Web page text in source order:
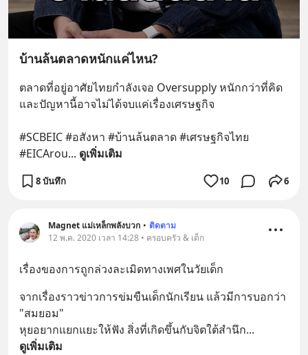
บ้านล้นตลาดหนักแค่ไหน?
ตลาดที่อยู่อาศัยไทยกำลังเจอ Oversupply หนักกว่าที่คิด
และปัญหานี้อาจไม่ได้จบแค่เรื่องเศรษฐกิจ
#SCBEIC #อสังหา #บ้านล้นตลาด #เศรษฐกิจไทย
#EICArou... ดูเพิ่มเติม
8 บันทึก 10 6
Magnet แม่เหล็กพลังบวก • ติดตาม
12 พ.ค. 2020 เวลา 14:28 • ครอบครัว & เด็ก
เรื่องของการถูกล่วงละเมิดทางเพศในวัยเด็ก
จากเรื่องราวข่าวการข่มขืนเด็กนักเรียน แล้วมีการบอกว่า
"สมยอม"
หุยอยากแยกแยะให้ฟัง สิ่งที่เกิดขึ้นกับจิตใต้สำนึก...
ดูเพิ่มเติม